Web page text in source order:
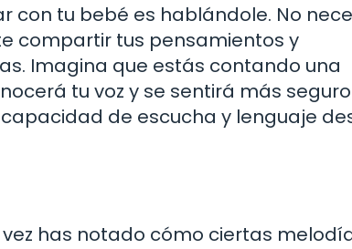
con tu bebé es hablándole. No
compartir tus pensamientos y
Imagina que estás contando una
tu voz y se sentirá más
de escucha y lenguaje
has notado cómo ciertas